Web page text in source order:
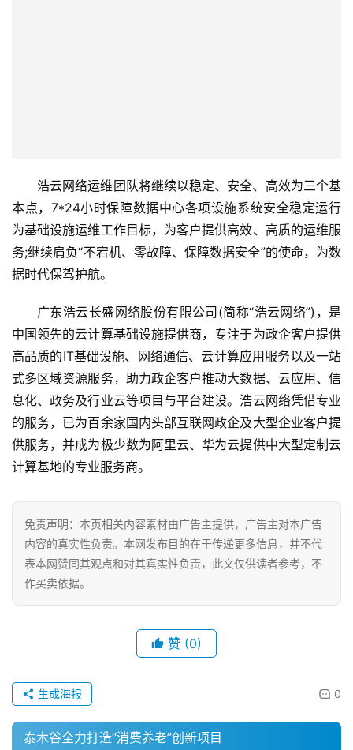
关
于
我
们
系
我
们
浩云网络运维团队将继续以稳定、安全、高效为三个基
本点，7*24小时保障数据中心各项设施系统安全稳定运行
为基础设施运维工作目标，为客户提供高效、高质的运维服
务;继续肩负“不宕机、零故障、保障数据安全”的使命，为数
据时代保驾护航。
广东浩云长盛网络股份有限公司(简称“浩云网络”)，是
中国领先的云计算基础设施提供商，专注于为政企客户提供
高品质的IT基础设施、网络通信、云计算应用服务以及一站
式多区域资源服务，助力政企客户推动大数据、云应用、信
息化、政务及行业云等项目与平台建设。浩云网络凭借专业
的服务，已为百余家国内头部互联网政企及大型企业客户提
供服务，并成为极少数为阿里云、华为云提供中大型定制云
计算基地的专业服务商。
免责声明：本页相关内容素材由广告主提供，广告主对本广告
内容的真实性负责。本网发布目的在于传递更多信息，并不代
表本网赞同其观点和对其真实性负责，此文仅供读者参考，不
作买卖依据。
赞 (0)
0
生成海报
泰木谷全力打造“消费养老”创新项目